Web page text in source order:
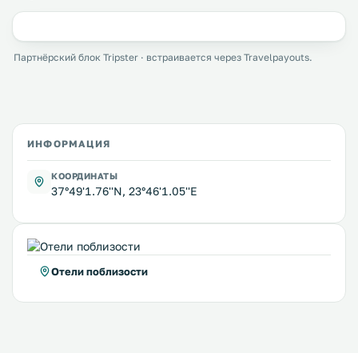
Партнёрский блок Tripster · встраивается через Travelpayouts.
ИНФОРМАЦИЯ
КООРДИНАТЫ
37°49'1.76''N, 23°46'1.05''E
Отели поблизости